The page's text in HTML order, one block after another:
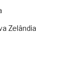
Zelândia